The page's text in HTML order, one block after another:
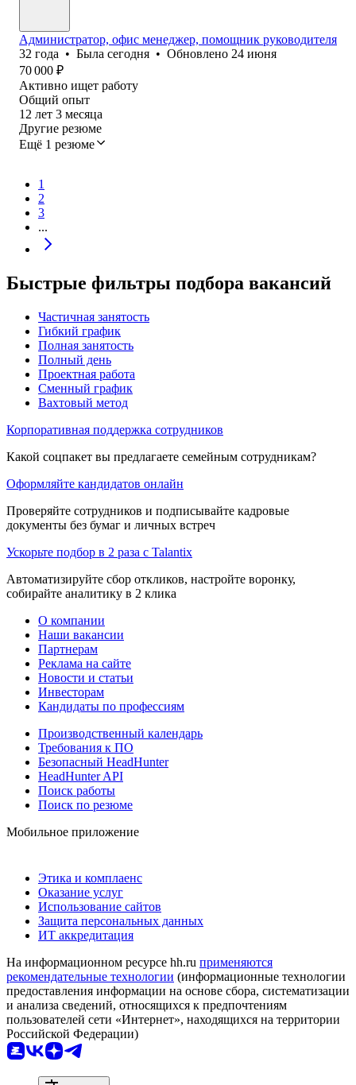
Администратор, офис менеджер, помощник руководителя
32 года • Была сегодня • Обновлено 24 июня
70 000 ₽
Активно ищет работу
Общий опыт
12 лет 3 месяца
Другие резюме
Ещё 1 резюме
1
2
3
...
Быстрые фильтры подбора вакансий
Частичная занятость
Гибкий график
Полная занятость
Полный день
Проектная работа
Сменный график
Вахтовый метод
Корпоративная поддержка сотрудников
Какой соцпакет вы предлагаете семейным сотрудникам?
Оформляйте кандидатов онлайн
Проверяйте сотрудников и подписывайте кадровые
документы без бумаг и личных встреч
Ускорьте подбор в 2 раза с Talantix
Автоматизируйте сбор откликов, настройте воронку,
собирайте аналитику в 2 клика
О компании
Наши вакансии
Партнерам
Реклама на сайте
Новости и статьи
Инвесторам
Кандидаты по профессиям
Производственный календарь
Требования к ПО
Безопасный HeadHunter
HeadHunter API
Поиск работы
Поиск по резюме
Мобильное приложение
Этика и комплаенс
Оказание услуг
Использование сайтов
Защита персональных данных
ИТ аккредитация
На информационном ресурсе hh.ru применяются
рекомендательные технологии (информационные технологии
предоставления информации на основе сбора, систематизации
и анализа сведений, относящихся к предпочтениям
пользователей сети «Интернет», находящихся на территории
Российской Федерации)